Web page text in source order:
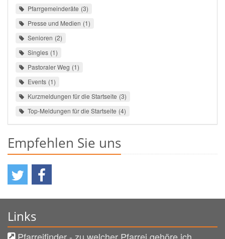
Pfarrgemeinderäte 3
Presse und Medien 1
Senioren 2
Singles 1
Pastoraler Weg 1
Events 1
Kurzmeldungen für die Startseite 3
Top-Meldungen für die Startseite 4
Empfehlen Sie uns
Links